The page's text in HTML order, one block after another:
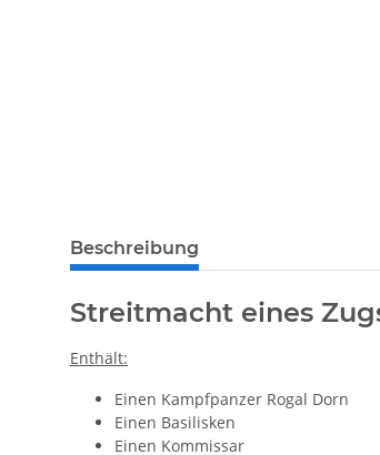
Beschreibung
Streitmacht eines
Enthält:
Einen Kampfpanzer Rogal Dorn
Einen Basilisken
Einen Kommissar